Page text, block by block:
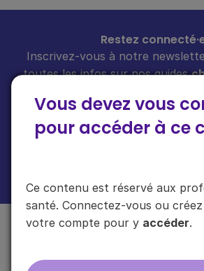
Vous devez vous
pour accéder à ce
Ce contenu est réservé aux
santé. Connectez-vous ou créez
votre compte pour y accéder.
Restez
Inscrivez-vous à notre
toutes les infos sur nos guides